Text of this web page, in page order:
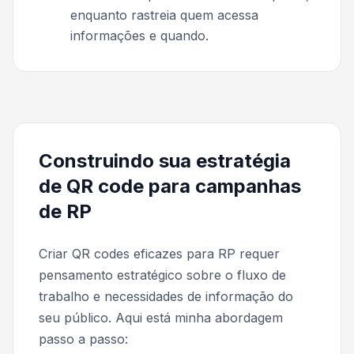
enquanto rastreia quem acessa
informações e quando.
Construindo sua estratégia
de QR code para campanhas
de RP
Criar QR codes eficazes para RP requer
pensamento estratégico sobre o fluxo de
trabalho e necessidades de informação do
seu público. Aqui está minha abordagem
passo a passo: